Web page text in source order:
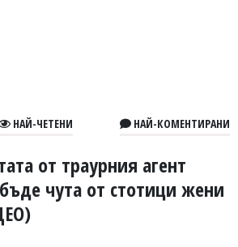
НАЙ-ЧЕТЕНИ НАЙ-КОМЕНТИРАНИ
от траурния агент
чута от стотици жени